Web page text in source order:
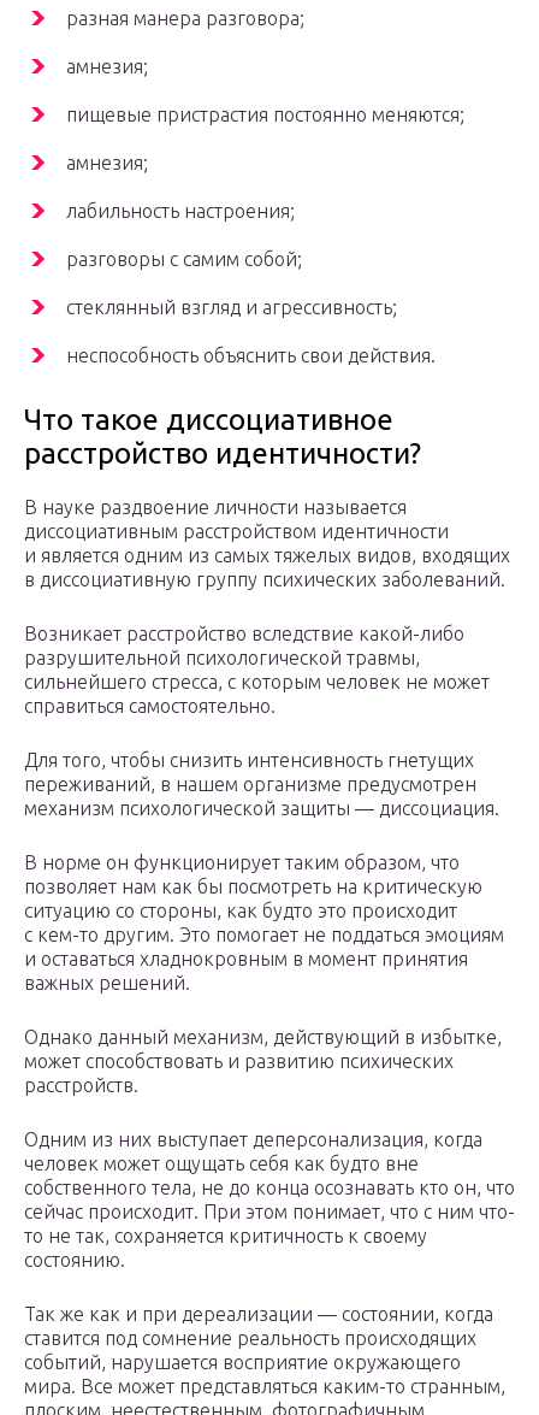
разная манера разговора;
амнезия;
пищевые пристрастия постоянно меняются;
амнезия;
лабильность настроения;
разговоры с самим собой;
стеклянный взгляд и агрессивность;
неспособность объяснить свои действия.
Что такое диссоциативное
расстройство идентичности?
В науке раздвоение личности называется
диссоциативным расстройством идентичности
и является одним из самых тяжелых видов, входящих
в диссоциативную группу психических заболеваний.
Возникает расстройство вследствие какой-либо
разрушительной психологической травмы,
сильнейшего стресса, с которым человек не может
справиться самостоятельно.
Для того, чтобы снизить интенсивность гнетущих
переживаний, в нашем организме предусмотрен
механизм психологической защиты — диссоциация.
В норме он функционирует таким образом, что
позволяет нам как бы посмотреть на критическую
ситуацию со стороны, как будто это происходит
с кем-то другим. Это помогает не поддаться эмоциям
и оставаться хладнокровным в момент принятия
важных решений.
Однако данный механизм, действующий в избытке,
может способствовать и развитию психических
расстройств.
Одним из них выступает деперсонализация, когда
человек может ощущать себя как будто вне
собственного тела, не до конца осознавать кто он, что
сейчас происходит. При этом понимает, что с ним что-
то не так, сохраняется критичность к своему
состоянию.
Так же как и при дереализации — состоянии, когда
ставится под сомнение реальность происходящих
событий, нарушается восприятие окружающего
мира. Все может представляться каким-то странным,
плоским, неестественным, фотографичным.